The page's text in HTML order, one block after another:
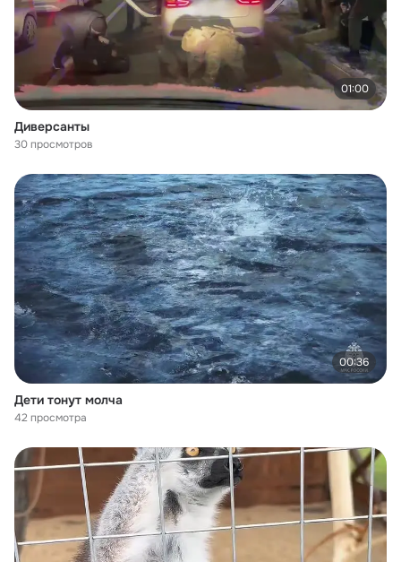
01:00
Диверсанты
30 просмотров
00:36
Дети тонут молча
42 просмотра